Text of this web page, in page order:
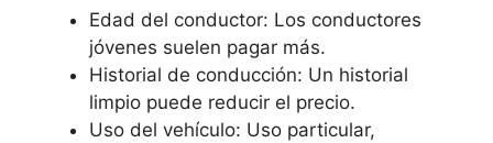
Edad del conductor: Los conductores
jóvenes suelen pagar más.
Historial de conducción: Un historial
limpio puede reducir el precio.
Uso del vehículo: Uso particular,